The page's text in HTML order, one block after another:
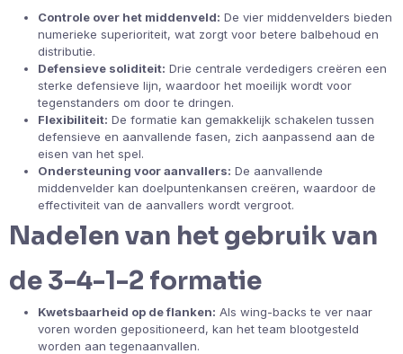
Controle over het middenveld: De vier middenvelders bieden
numerieke superioriteit, wat zorgt voor betere balbehoud en
distributie.
Defensieve soliditeit: Drie centrale verdedigers creëren een
sterke defensieve lijn, waardoor het moeilijk wordt voor
tegenstanders om door te dringen.
Flexibiliteit: De formatie kan gemakkelijk schakelen tussen
defensieve en aanvallende fasen, zich aanpassend aan de
eisen van het spel.
Ondersteuning voor aanvallers: De aanvallende
middenvelder kan doelpuntenkansen creëren, waardoor de
effectiviteit van de aanvallers wordt vergroot.
Nadelen van het gebruik van
de 3-4-1-2 formatie
Kwetsbaarheid op de flanken: Als wing-backs te ver naar
voren worden gepositioneerd, kan het team blootgesteld
worden aan tegenaanvallen.